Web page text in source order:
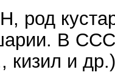
род
В
кизил и